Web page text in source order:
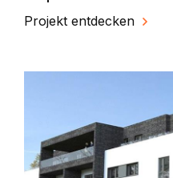
Projekt entdecken